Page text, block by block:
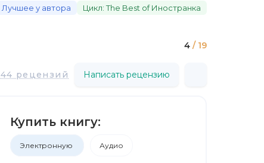
Лучшее у автора Цикл: The Best of Иностранка
4 / 19
44 рецензий Написать рецензию
Купить книгу:
Электронную Аудио